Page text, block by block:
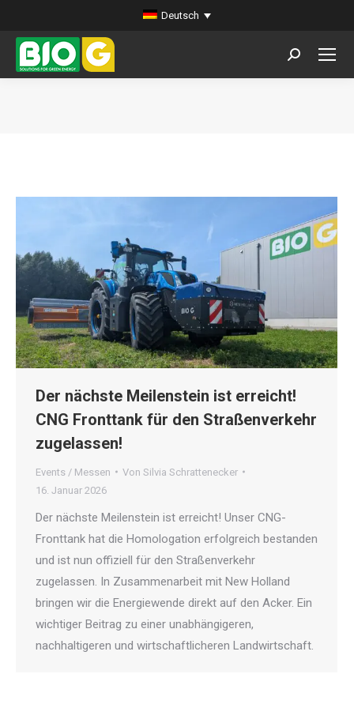
Deutsch
Search:
Der nächste Meilenstein ist erreicht!
CNG Fronttank für den Straßenverkehr
zugelassen!
Events / Messen Von Silvia Schrattenecker
16. Januar 2026
Der nächste Meilenstein ist erreicht! Unser CNG-
Fronttank hat die Homologation erfolgreich bestanden
und ist nun offiziell für den Straßenverkehr
zugelassen. In Zusammenarbeit mit New Holland
bringen wir die Energiewende direkt auf den Acker. Ein
wichtiger Beitrag zu einer unabhängigeren,
nachhaltigeren und wirtschaftlicheren Landwirtschaft.